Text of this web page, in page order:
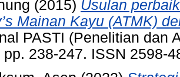
(2015) Usulan
Mainan Kayu (ATMK)
PASTI (Penelitian dan
pp. 238-247. ISSN 2598-